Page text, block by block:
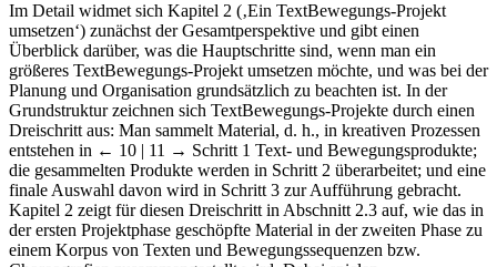
Im Detail widmet sich Kapitel 2 (‚Ein TextBewegungs-Projekt
umsetzen‘) zunächst der Gesamtperspektive und gibt einen
Überblick darüber, was die Hauptschritte sind, wenn man ein
größeres TextBewegungs-Projekt umsetzen möchte, und was bei der
Planung und Organisation grundsätzlich zu beachten ist. In der
Grundstruktur zeichnen sich TextBewegungs-Projekte durch einen
Dreischritt aus: Man sammelt Material, d. h., in kreativen Prozessen
entstehen in ← 10 | 11 → Schritt 1 Text- und Bewegungsprodukte;
die gesammelten Produkte werden in Schritt 2 überarbeitet; und eine
finale Auswahl davon wird in Schritt 3 zur Aufführung gebracht.
Kapitel 2 zeigt für diesen Dreischritt in Abschnitt 2.3 auf, wie das in
der ersten Projektphase geschöpfte Material in der zweiten Phase zu
einem Korpus von Texten und Bewegungssequenzen bzw.